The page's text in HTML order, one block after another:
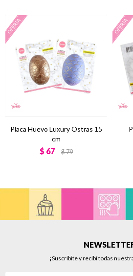
Placa Huevo Luxury Ostras 15
cm
$ 67 $79
¡Suscribite y recibí todas